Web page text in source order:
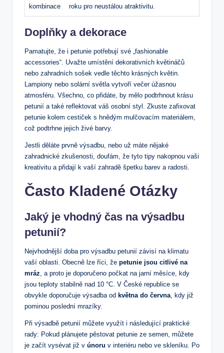
kombinace
roku pro neustálou atraktivitu.
Doplňky a dekorace
Pamatujte, že i petunie potřebují své „fashionable
accessories“. Uvažte umístění dekorativních květináčů
nebo zahradních sošek vedle těchto krásných květin.
Lampiony nebo solární světla vytvoří večer úžasnou
atmosféru. Všechno, co přidáte, by mělo podtrhnout krásu
petunií a také reflektovat váš osobní styl. Zkuste zafixovat
petunie kolem cestiček s hnědým mulčovacím materiálem,
což podtrhne jejich živé barvy.
Jestli děláte prvně výsadbu, nebo už máte nějaké
zahradnické zkušenosti, doufám, že tyto tipy nakopnou vaši
kreativitu a přidají k vaší zahradě špetku barev a radosti.
Často Kladené Otázky
Jaký je vhodný čas na výsadbu
petunií?
Nejvhodnější doba pro výsadbu petunií závisí na klimatu
vaší oblasti. Obecně lze říci, že petunie jsou citlivé na
mráz, a proto je doporučeno počkat na jarní měsíce, kdy
jsou teploty stabilně nad 10 °C. V České republice se
obvykle doporučuje výsadba od května do června, kdy již
pominou poslední mrazíky.
Při výsadbě petunií můžete využít i následující praktické
rady: Pokud plánujete pěstovat petunie ze semen, můžete
je začít vysévat již v únoru v interiéru nebo ve skleníku. Po